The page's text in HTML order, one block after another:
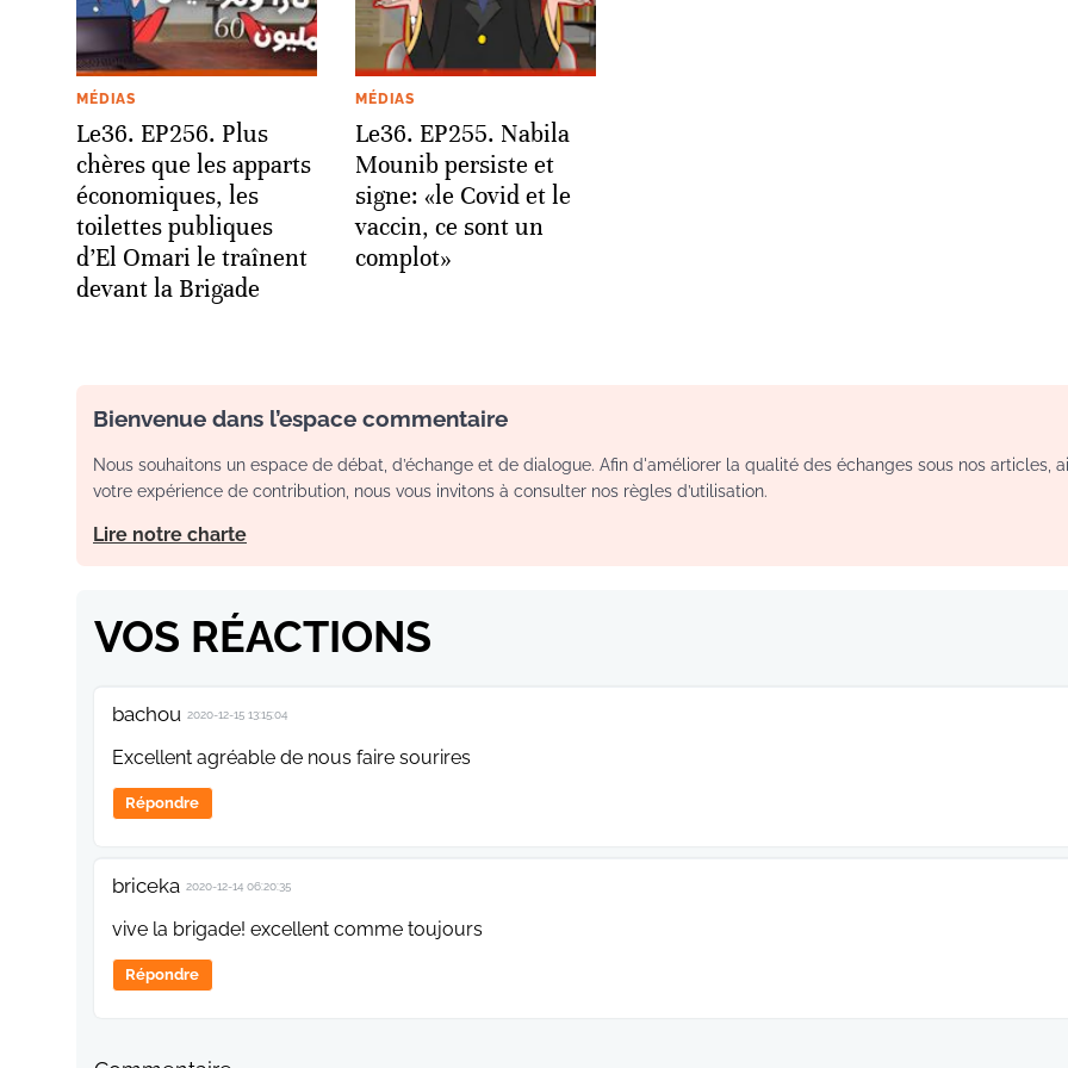
MÉDIAS
Le36. EP256. Plus
chères que les apparts
économiques, les
toilettes publiques
d’El Omari le traînent
devant la Brigade
MÉDIAS
Le36. EP255. Nabila
Mounib persiste et
signe: «le Covid et le
vaccin, ce sont un
complot»
Bienvenue dans l’espace commentaire
Nous souhaitons un espace de débat, d’échange et de dialogue. Afin d'améliorer la qualité des échanges sous nos articles,
votre expérience de contribution, nous vous invitons à consulter nos règles d’utilisation.
Lire notre charte
VOS RÉACTIONS
bachou 2020-12-15 13:15:04
Excellent agréable de nous faire sourires
Répondre
briceka 2020-12-14 06:20:35
vive la brigade! excellent comme toujours
Répondre